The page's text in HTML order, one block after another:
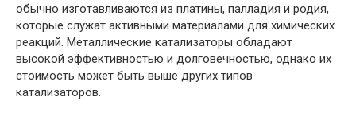
обычно изготавливаются из платины, палладия и родия,
которые служат активными материалами для химических
реакций. Металлические катализаторы обладают
высокой эффективностью и долговечностью, однако их
стоимость может быть выше других типов
катализаторов.